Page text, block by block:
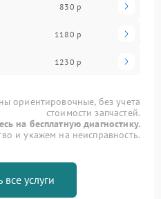
830 р
1180 р
1230 р
ориентировочные, без учета
стоимости запчастей.
на бесплатную диагностику.
и укажем на неисправность.
все услуги